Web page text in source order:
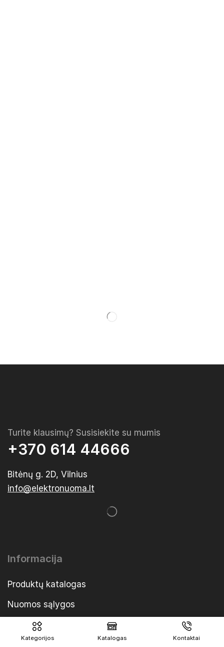
Kategorijos Katalogas Kontaktai
Turite klausimų? Susisiekite su mumis
+370 614 44666
Bitėnų g. 2D, Vilnius
info@elektronuoma.lt
Informacija
Produktų katalogas
Nuomos sąlygos
Kontaktai